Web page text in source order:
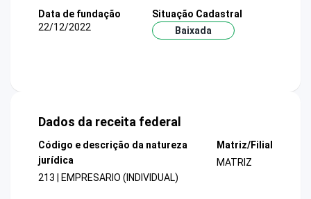
Data de fundação
22/12/2022
Situação Cadastral
Baixada
Dados da receita federal
Código e descrição da natureza
jurídica
213 | EMPRESARIO (INDIVIDUAL)
Matriz/Filial
MATRIZ